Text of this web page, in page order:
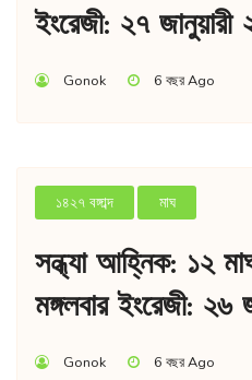
ইংরেজী: ২৭ জানুয়ারী
Gonok 6 বছর Ago
১৪২৭ বঙ্গাব্দ মাঘ
সন্ধ্যা আহ্নিক: ১২ মাঘ
মঙ্গলবার ইংরেজী: ২৬
Gonok 6 বছর Ago